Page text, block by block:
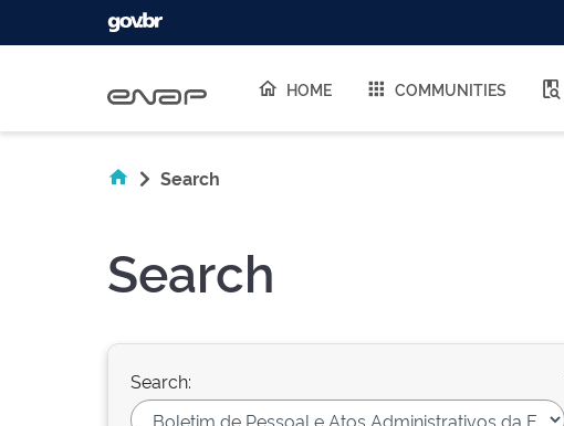
HOME COMMUNITIES
Search
Search
Search: